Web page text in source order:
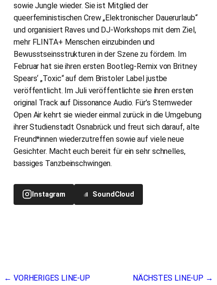
sowie Jungle wieder. Sie ist Mitglied der
queerfeministischen Crew „Elektronischer Dauerurlaub“
und organisiert Raves und DJ-Workshops mit dem Ziel,
mehr FLINTA+ Menschen einzubinden und
Bewusstseinsstrukturen in der Szene zu fördern. Im
Februar hat sie ihren ersten Bootleg-Remix von Britney
Spears‘ „Toxic“ auf dem Bristoler Label justbe
veröffentlicht. Im Juli veröffentlichte sie ihren ersten
original Track auf Dissonance Audio. Für’s Stemweder
Open Air kehrt sie wieder einmal zurück in die Umgebung
ihrer Studienstadt Osnabrück und freut sich darauf, alte
Freund*innen wiederzutreffen sowie auf viele neue
Gesichter. Macht euch bereit für ein sehr schnelles,
bassiges Tanzbeinschwingen.
Instagram SoundCloud
Beitragsnavigation
← VORHERIGES LINE-UP NÄCHSTES LINE-UP →